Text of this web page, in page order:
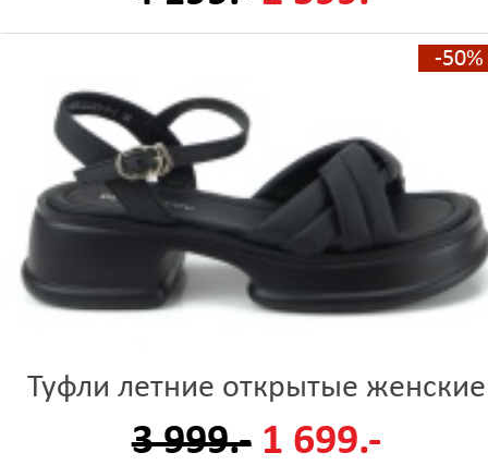
-50%
Туфли летние открытые женские
3 999.- 1 699.-